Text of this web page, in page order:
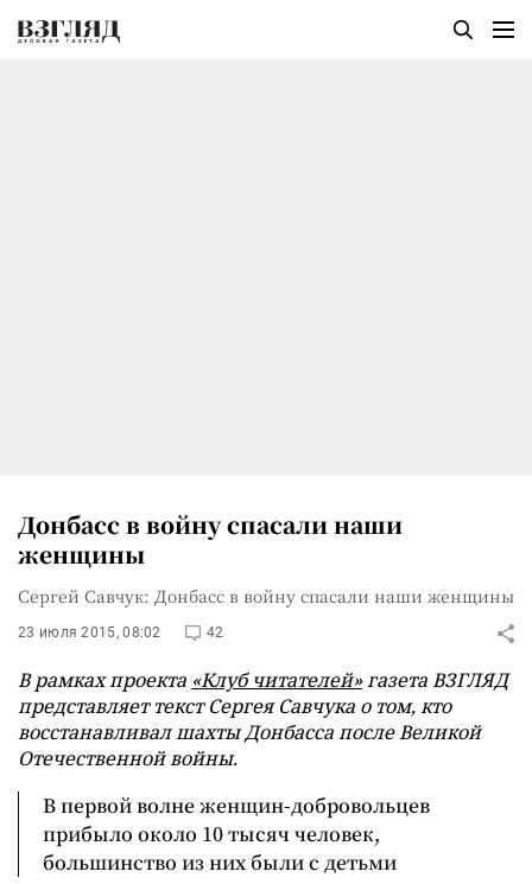
Донбасс в войну спасали наши
женщины
Сергей Савчук: Донбасс в войну спасали наши женщины
23 июля 2015, 08:02 42
В рамках проекта «Клуб читателей»газета ВЗГЛЯД
представляет текст Сергея Савчука о том, кто
восстанавливал шахты Донбасса после Великой
Отечественной войны.
В первой волне женщин-добровольцев
прибыло около 10 тысяч человек,
большинство из них были с детьми